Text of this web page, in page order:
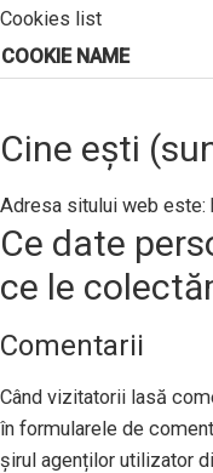
Cookies list
COOKIE NAME
Cine ești
Adresa sitului web
Ce date
ce le
Comentarii
Când vizitatorii lasă
în formularele de
șirul agenților utilizator